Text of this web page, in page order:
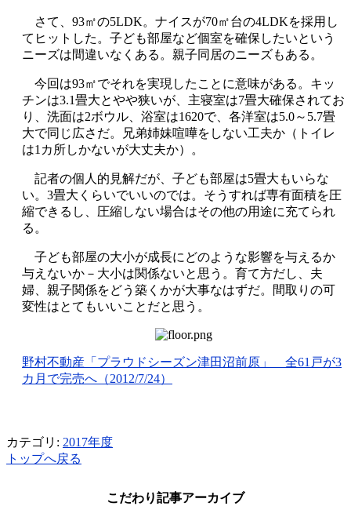
さて、93㎡の5LDK。ナイスが70㎡台の4LDKを採用し
てヒットした。子ども部屋など個室を確保したいという
ニーズは間違いなくある。親子同居のニーズもある。
今回は93㎡でそれを実現したことに意味がある。キッ
チンは3.1畳大とやや狭いが、主寝室は7畳大確保されてお
り、洗面は2ボウル、浴室は1620で、各洋室は5.0～5.7畳
大で同じ広さだ。兄弟姉妹喧嘩をしない工夫か（トイレ
は1カ所しかないが大丈夫か）。
記者の個人的見解だが、子ども部屋は5畳大もいらな
い。3畳大くらいでいいのでは。そうすれば専有面積を圧
縮できるし、圧縮しない場合はその他の用途に充てられ
る。
子ども部屋の大小が成長にどのような影響を与えるか
与えないか－大小は関係ないと思う。育て方だし、夫
婦、親子関係をどう築くかが大事なはずだ。間取りの可
変性はとてもいいことだと思う。
野村不動産「プラウドシーズン津田沼前原」 全61戸が3
カ月で完売へ（2012/7/24）
カテゴリ: 2017年度
トップへ戻る
こだわり記事アーカイブ